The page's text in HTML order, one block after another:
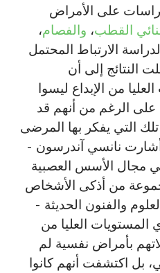
على الأمراض
القطب، والفصام،
الارتباط المحتمل
النتائج إلى أن
من الإبداع ليسوا
الرغم من أنهم قد
التي يفكر بها المرضى
نانسي آندرسون -
مجال الأسس العصبية
من أذكى الأشخاص
والفنون الحديثة -
المستويات العليا من
بأمراض نفسية لم
بل اكتشفت أنهم كانوا